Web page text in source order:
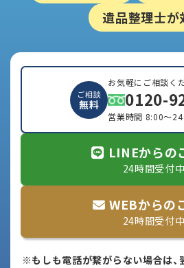
遺品整理士が
ご相談
無料
お気軽にご相談く
0120-
営業時間 8:00～
LINEからの
24時間受付中
WEBからの
24時間受付中
※もしも電話が繋がらない場合は、